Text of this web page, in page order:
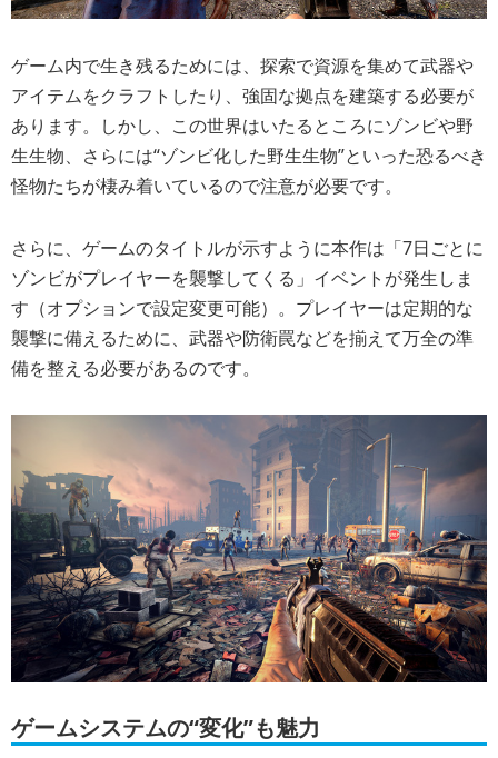
ゲーム内で生き残るためには、探索で資源を集めて武器や
アイテムをクラフトしたり、強固な拠点を建築する必要が
あります。しかし、この世界はいたるところにゾンビや野
生生物、さらには“ゾンビ化した野生生物”といった恐るべき
怪物たちが棲み着いているので注意が必要です。
さらに、ゲームのタイトルが示すように本作は「7日ごとに
ゾンビがプレイヤーを襲撃してくる」イベントが発生しま
す（オプションで設定変更可能）。プレイヤーは定期的な
襲撃に備えるために、武器や防衛罠などを揃えて万全の準
備を整える必要があるのです。
ゲームシステムの“変化”も魅力